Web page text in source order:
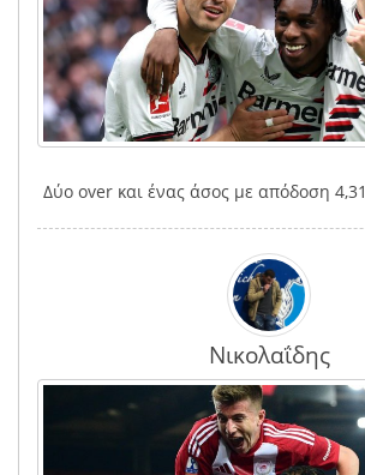
Δύο over και ένας άσος με απόδοση 4,31
Νικολαΐδης